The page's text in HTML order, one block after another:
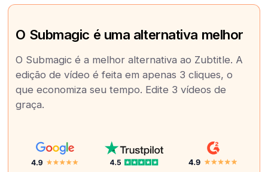
O Submagic é uma alternativa melhor
O Submagic é a melhor alternativa ao Zubtitle. A
edição de vídeo é feita em apenas 3 cliques, o
que economiza seu tempo. Edite 3 vídeos de
graça.